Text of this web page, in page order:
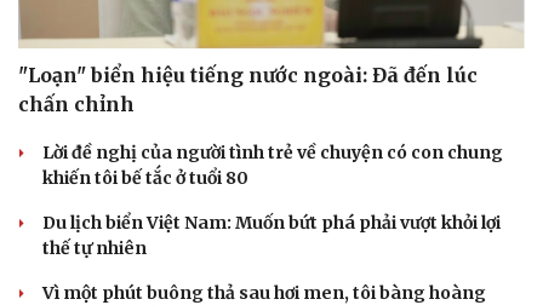
"Loạn" biển hiệu tiếng nước ngoài: Đã đến lúc
chấn chỉnh
Lời đề nghị của người tình trẻ về chuyện có con chung
khiến tôi bế tắc ở tuổi 80
Du lịch biển Việt Nam: Muốn bứt phá phải vượt khỏi lợi
thế tự nhiên
Vì một phút buông thả sau hơi men, tôi bàng hoàng